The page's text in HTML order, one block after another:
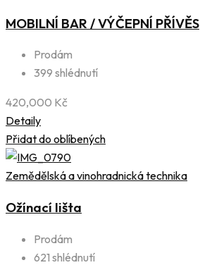
MOBILNÍ BAR / VÝČEPNÍ PŘÍVĚS
Prodám
399 shlédnutí
420,000 Kč
Detaily
Přidat do oblíbených
Zemědělská a vinohradnická technika
Ožínací lišta
Prodám
621 shlédnutí